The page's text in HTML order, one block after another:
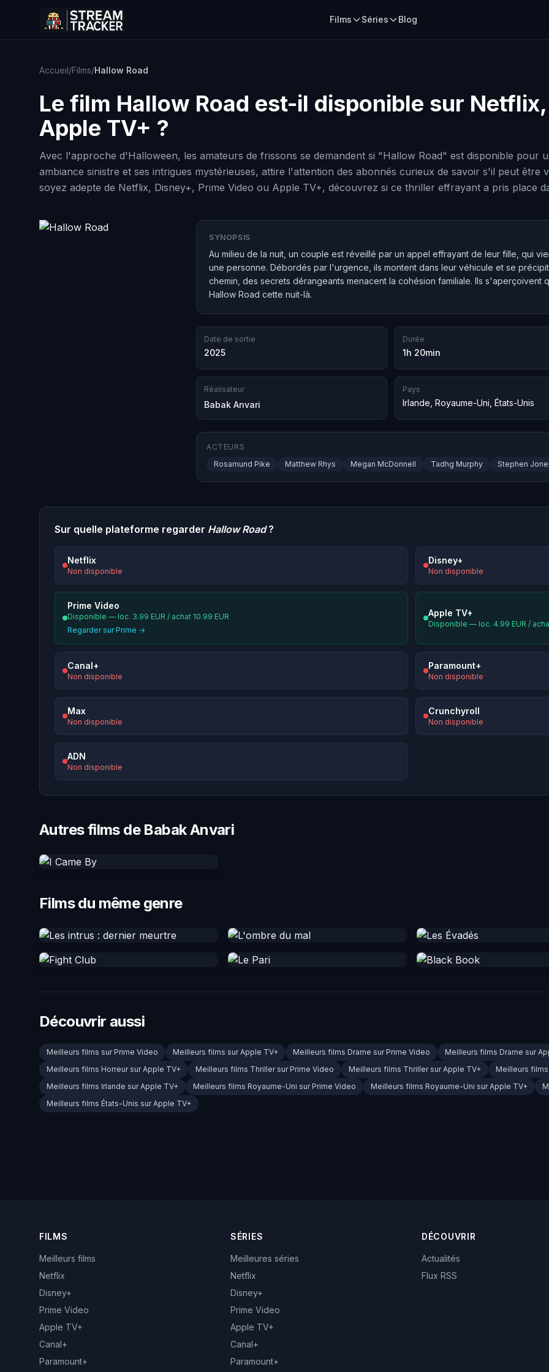
Films Séries Blog
Accueil/Films/Hallow Road
Le film Hallow Road est-il disponible sur
Apple TV+ ?
Avec l'approche d'Halloween, les amateurs de frissons se demandent si "Hallow Road" est disponible pour
ambiance sinistre et ses intrigues mystérieuses, attire l'attention des abonnés curieux de savoir s'il peut
soyez adepte de Netflix, Disney+, Prime Video ou Apple TV+, découvrez si ce thriller effrayant a pris place
SYNOPSIS
Au milieu de la nuit, un couple est réveillé par un appel effrayant de leur fille, qui
une personne. Débordés par l'urgence, ils montent dans leur véhicule et se
chemin, des secrets dérangeants menacent la cohésion familiale. Ils
Hallow Road cette nuit-là.
Date de sortie
2025
Durée
1h 20min
Réalisateur
Babak Anvari
Pays
Irlande Royaume-Uni États-Unis
ACTEURS
Rosamund Pike
Matthew Rhys Megan McDonnell Tadhg Murphy Stephen
Sur quelle plateforme regarder Hallow Road?
Netflix
Non disponible
Disney+
Non disponible
Prime Video
Disponible — loc. 3.99 EUR / achat 10.99 EUR
Regarder sur Prime →
Apple TV+
Disponible — loc. 4.99 EUR /
Canal+
Non disponible
Paramount+
Non disponible
Max
Non disponible
Crunchyroll
Non disponible
ADN
Non disponible
Autres films de Babak Anvari
Films du même genre
Découvrir aussi
Meilleurs films sur Prime Video Meilleurs films sur Apple TV+ Meilleurs films Drame sur Prime Video Meilleurs films Drame sur
Meilleurs films Horreur sur Apple TV+
Meilleurs films Thriller sur Prime Video Meilleurs films Thriller sur Apple TV+
Meilleurs
Meilleurs films Irlande sur Apple TV+
Meilleurs films Royaume-Uni sur Prime Video Meilleurs films Royaume-Uni sur Apple TV+
Meilleurs films États-Unis sur Apple TV+
FILMS
Meilleurs films
Netflix
Disney+
Prime Video
Apple TV+
Canal+
Paramount+
SÉRIES
Meilleures séries
Netflix
Disney+
Prime Video
Apple TV+
Canal+
Paramount+
DÉCOUVRIR
Actualités
Flux RSS